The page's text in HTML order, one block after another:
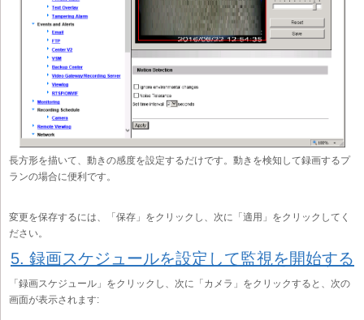
長方形を描いて、動きの感度を設定するだけです。動きを検知して録画するプ
ランの場合に便利です。
変更を保存するには、「保存」をクリックし、次に「適用」をクリックしてく
ださい。
5. 録画スケジュールを設定して監視を開始する
「録画スケジュール」をクリックし、次に「カメラ」をクリックすると、次の
画面が表示されます: